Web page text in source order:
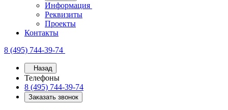
Информация
Реквизиты
Проекты
Контакты
8 (495) 744-39-74
Назад
Телефоны
8 (495) 744-39-74
Заказать звонок